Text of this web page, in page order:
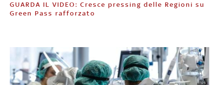
GUARDA IL VIDEO: Cresce pressing delle Regioni su
Green Pass rafforzato